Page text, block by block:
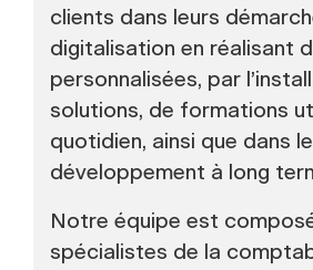
clients dans leurs
digitalisation en réalisant
personnalisées, par
solutions, de formations
quotidien, ainsi que dans
développement à long
Notre équipe est
spécialistes de la